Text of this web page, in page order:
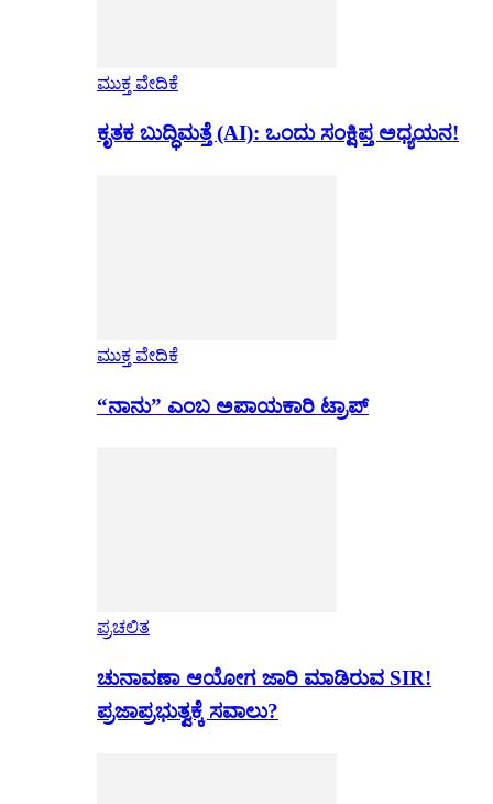
ಮುಕ್ತ ವೇದಿಕೆ
ಕೃತಕ ಬುದ್ಧಿಮತ್ತೆ (AI): ಒಂದು ಸಂಕ್ಷಿಪ್ತ ಅಧ್ಯಯನ!
ಮುಕ್ತ ವೇದಿಕೆ
“ನಾನು” ಎಂಬ ಅಪಾಯಕಾರಿ ಟ್ರಾಪ್
ಪ್ರಚಲಿತ
ಚುನಾವಣಾ ಆಯೋಗ ಜಾರಿ ಮಾಡಿರುವ SIR!
ಪ್ರಜಾಪ್ರಭುತ್ವಕ್ಕೆ ಸವಾಲು?